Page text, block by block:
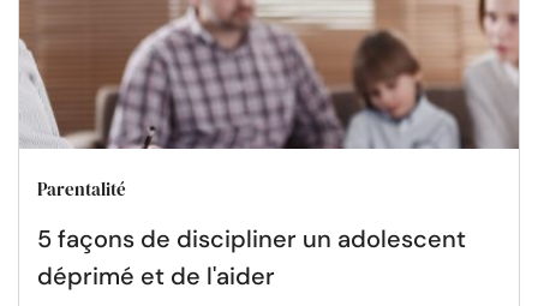
Parentalité
5 façons de discipliner un adolescent
déprimé et de l'aider